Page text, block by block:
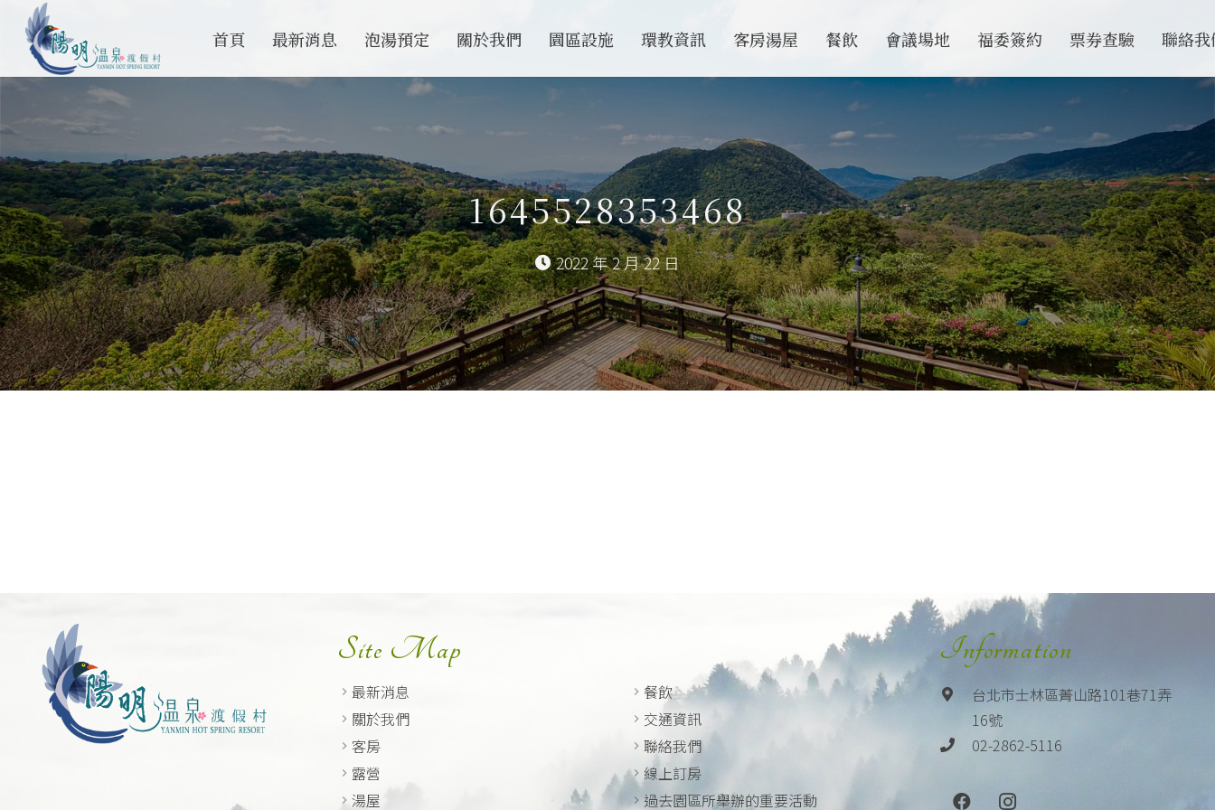
首頁 最新消息 泡湯預定 關於我們 園區設施 環教資訊 客房湯屋 餐飲 會議場地 福委簽約 票券查驗 聯絡我
1645528353468
2022 年 2 月 22 日
Site Map
最新消息
關於我們
客房
露營
湯屋
餐飲
交通資訊
聯絡我們
線上訂房
過去園區所舉辦的重要活動
Information
台北市士林區菁山路101巷71弄
16號
02-2862-5116